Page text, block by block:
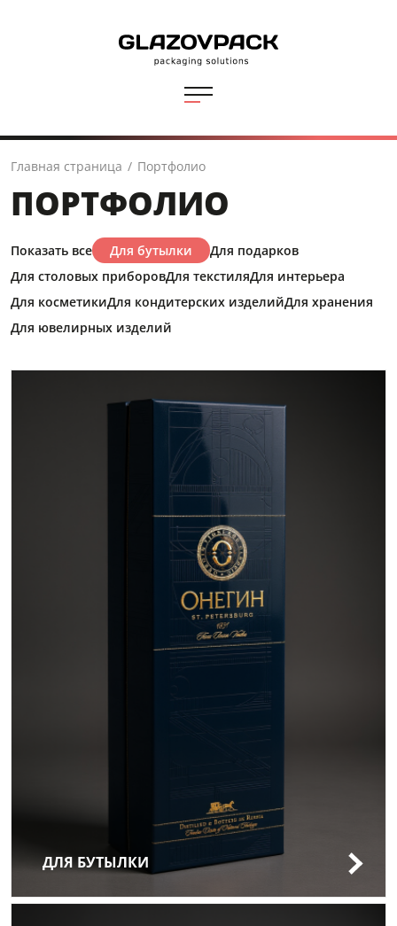
Главная страница / Портфолио
ПОРТФОЛИО
Показать все Для бутылки
Для подарков
Для столовых приборовДля текстиляДля интерьера
Для косметикиДля кондитерских изделийДля хранения
Для ювелирных изделий
ДЛЯ БУТЫЛКИ